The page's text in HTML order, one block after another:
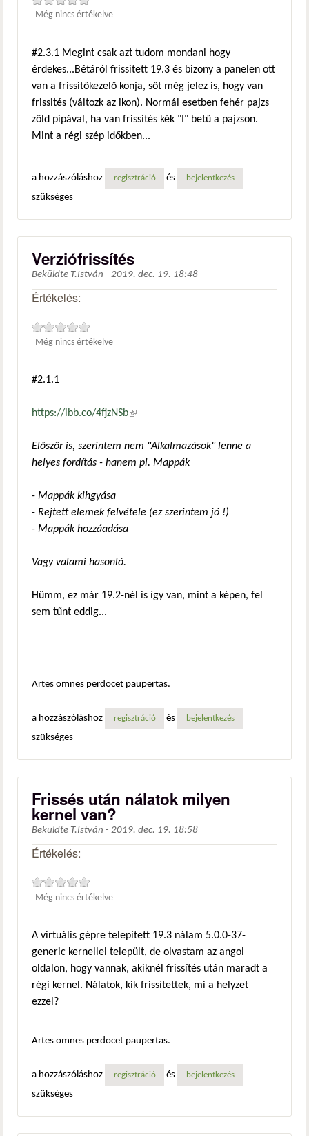
Még nincs értékelve
#2.3.1 Megint csak azt tudom mondani hogy
érdekes...Bétáról frissitett 19.3 és bizony a panelen ott
van a frissitőkezelő konja, sőt még jelez is, hogy van
frissités (változk az ikon). Normál esetben fehér pajzs
zöld pipával, ha van frissités kék "I" betű a pajzson.
Mint a régi szép időkben...
a hozzászóláshoz regisztráció és bejelentkezés
szükséges
Verziófrissítés
Beküldte T.István - 2019. dec. 19. 18:48
Értékelés:
Még nincs értékelve
#2.1.1
https://ibb.co/4fjzNSb(külső hivatkozás)
Először is, szerintem nem "Alkalmazások" lenne a
helyes fordítás - hanem pl. Mappák
- Mappák kihgyása
- Rejtett elemek felvétele (ez szerintem jó !)
- Mappák hozzáadása
Vagy valami hasonló.
Hümm, ez már 19.2-nél is így van, mint a képen, fel
sem tűnt eddig...
Artes omnes perdocet paupertas.
a hozzászóláshoz regisztráció és bejelentkezés
szükséges
Frissés után nálatok milyen
kernel van?
Beküldte T.István - 2019. dec. 19. 18:58
Értékelés:
Még nincs értékelve
A virtuális gépre telepített 19.3 nálam 5.0.0-37-
generic kernellel települt, de olvastam az angol
oldalon, hogy vannak, akiknél frissítés után maradt a
régi kernel. Nálatok, kik frissítettek, mi a helyzet
ezzel?
Artes omnes perdocet paupertas.
a hozzászóláshoz regisztráció és bejelentkezés
szükséges